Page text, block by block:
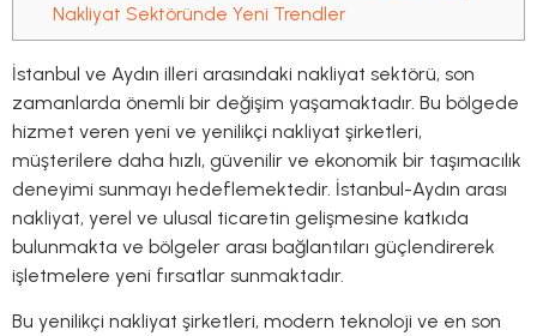
Nakliyat Sektöründe Yeni Trendler
İstanbul ve Aydın illeri arasındaki nakliyat sektörü, son
zamanlarda önemli bir değişim yaşamaktadır. Bu bölgede
hizmet veren yeni ve yenilikçi nakliyat şirketleri,
müşterilere daha hızlı, güvenilir ve ekonomik bir taşımacılık
deneyimi sunmayı hedeflemektedir. İstanbul-Aydın arası
nakliyat, yerel ve ulusal ticaretin gelişmesine katkıda
bulunmakta ve bölgeler arası bağlantıları güçlendirerek
işletmelere yeni fırsatlar sunmaktadır.
Bu yenilikçi nakliyat şirketleri, modern teknoloji ve en son